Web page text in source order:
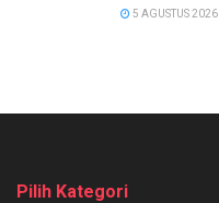
5 AGUSTUS 2026
Pilih Kategori